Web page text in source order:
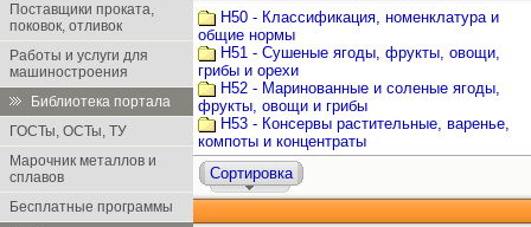
Поставщики проката,
поковок, отливок
Работы и услуги для
машиностроения
Библиотека портала
ГОСТы, ОСТы, ТУ
Марочник металлов и
сплавов
Бесплатные программы
Н50 - Классификация, номенклатура и
общие нормы
Н51 - Сушеные ягоды, фрукты, овощи,
грибы и орехи
Н52 - Маринованные и соленые ягоды,
фрукты, овощи и грибы
Н53 - Консервы растительные, варенье,
компоты и концентраты
Сортировка